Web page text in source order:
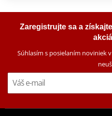
Zaregistrujte sa a
Súhlasím s posielaním noviniek